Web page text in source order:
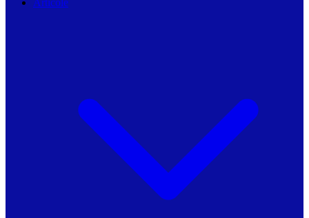
Articole